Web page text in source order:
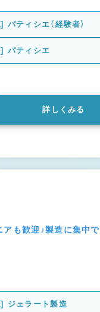
パティシエ（経験者）
パティシエ
詳しくみる
アも歓迎♪製造に集中
ジェラート製造